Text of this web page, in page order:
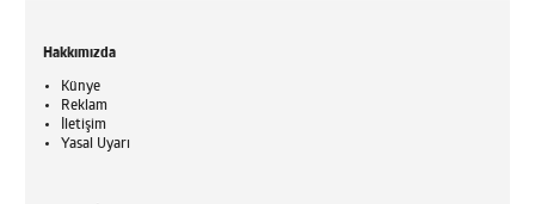
Hakkımızda
Künye
Reklam
İletişim
Yasal Uyarı